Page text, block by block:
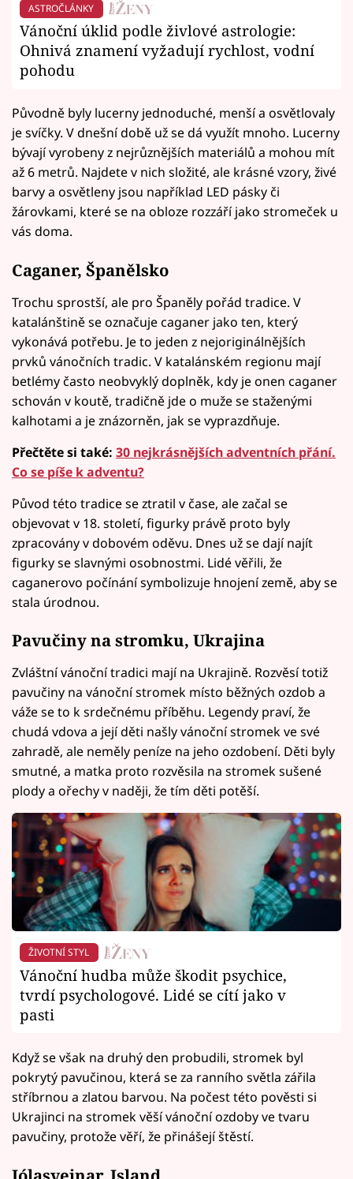
ASTROČLÁNKY
Vánoční úklid podle živlové astrologie:
Ohnivá znamení vyžadují rychlost, vodní
pohodu
Původně byly lucerny jednoduché, menší a osvětlovaly
je svíčky. V dnešní době už se dá využít mnoho. Lucerny
bývají vyrobeny z nejrůznějších materiálů a mohou mít
až 6 metrů. Najdete v nich složité, ale krásné vzory, živé
barvy a osvětleny jsou například LED pásky či
žárovkami, které se na obloze rozzáří jako stromeček u
vás doma.
Caganer, Španělsko
Trochu sprostší, ale pro Španěly pořád tradice. V
katalánštině se označuje caganer jako ten, který
vykonává potřebu. Je to jeden z nejoriginálnějších
prvků vánočních tradic. V katalánském regionu mají
betlémy často neobvyklý doplněk, kdy je onen caganer
schován v koutě, tradičně jde o muže se staženými
kalhotami a je znázorněn, jak se vyprazdňuje.
Přečtěte si také: 30 nejkrásnějších adventních přání.
Co se píše k adventu?
Původ této tradice se ztratil v čase, ale začal se
objevovat v 18. století, figurky právě proto byly
zpracovány v dobovém oděvu. Dnes už se dají najít
figurky se slavnými osobnostmi. Lidé věřili, že
caganerovo počínání symbolizuje hnojení země, aby se
stala úrodnou.
Pavučiny na stromku, Ukrajina
Zvláštní vánoční tradici mají na Ukrajině. Rozvěsí totiž
pavučiny na vánoční stromek místo běžných ozdob a
váže se to k srdečnému příběhu. Legendy praví, že
chudá vdova a její děti našly vánoční stromek ve své
zahradě, ale neměly peníze na jeho ozdobení. Děti byly
smutné, a matka proto rozvěsila na stromek sušené
plody a ořechy v naději, že tím děti potěší.
ŽIVOTNÍ STYL
Vánoční hudba může škodit psychice,
tvrdí psychologové. Lidé se cítí jako v
pasti
Když se však na druhý den probudili, stromek byl
pokrytý pavučinou, která se za ranního světla zářila
stříbrnou a zlatou barvou. Na počest této pověsti si
Ukrajinci na stromek věší vánoční ozdoby ve tvaru
pavučiny, protože věří, že přinášejí štěstí.